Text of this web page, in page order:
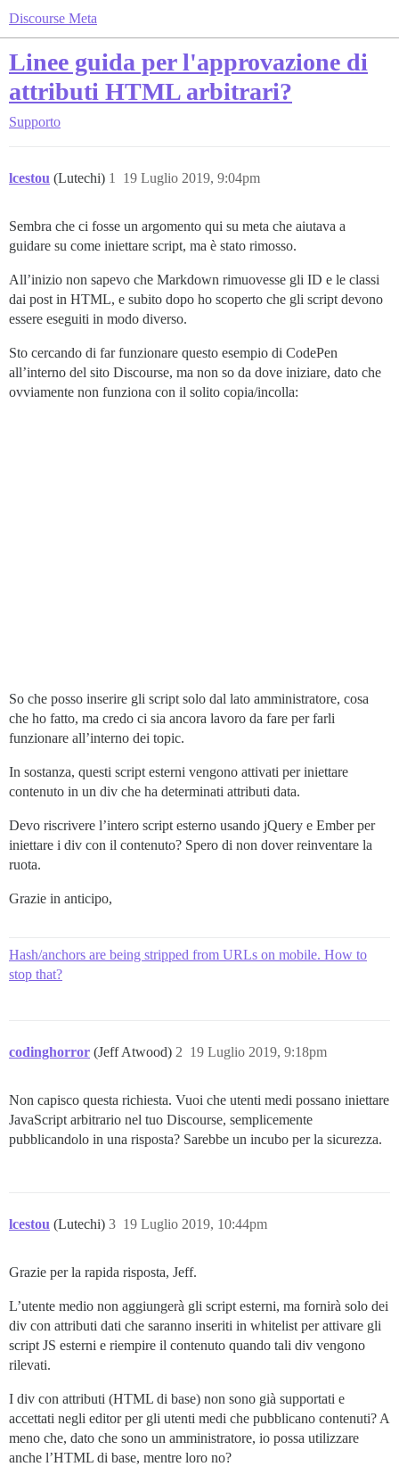
Discourse Meta
Linee guida per l'approvazione di
attributi HTML arbitrari?
Supporto
lcestou (Lutechi) 19 Luglio 2019, 9:04pm
1
Sembra che ci fosse un argomento qui su meta che aiutava a
guidare su come iniettare script, ma è stato rimosso.
All’inizio non sapevo che Markdown rimuovesse gli ID e le classi
dai post in HTML, e subito dopo ho scoperto che gli script devono
essere eseguiti in modo diverso.
Sto cercando di far funzionare questo esempio di CodePen
all’interno del sito Discourse, ma non so da dove iniziare, dato che
ovviamente non funziona con il solito copia/incolla:
So che posso inserire gli script solo dal lato amministratore, cosa
che ho fatto, ma credo ci sia ancora lavoro da fare per farli
funzionare all’interno dei topic.
In sostanza, questi script esterni vengono attivati per iniettare
contenuto in un div che ha determinati attributi data.
Devo riscrivere l’intero script esterno usando jQuery e Ember per
iniettare i div con il contenuto? Spero di non dover reinventare la
ruota.
Grazie in anticipo,
Hash/anchors are being stripped from URLs on mobile. How to
stop that?
codinghorror (Jeff Atwood) 19 Luglio 2019, 9:18pm
2
Non capisco questa richiesta. Vuoi che utenti medi possano iniettare
JavaScript arbitrario nel tuo Discourse, semplicemente
pubblicandolo in una risposta? Sarebbe un incubo per la sicurezza.
lcestou (Lutechi) 19 Luglio 2019, 10:44pm
3
Grazie per la rapida risposta, Jeff.
L’utente medio non aggiungerà gli script esterni, ma fornirà solo dei
div con attributi dati che saranno inseriti in whitelist per attivare gli
script JS esterni e riempire il contenuto quando tali div vengono
rilevati.
I div con attributi (HTML di base) non sono già supportati e
accettati negli editor per gli utenti medi che pubblicano contenuti? A
meno che, dato che sono un amministratore, io possa utilizzare
anche l’HTML di base, mentre loro no?